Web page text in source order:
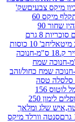
שק'
מתקלף מיקס 60
צעצוע סנטה בובות עם סוכריות 8 גרם
חב' 10 כוסות
ק.18 ס"מ-חנוכה
שמח כחול/זהב
156
וופלים לימון 250
מיקס